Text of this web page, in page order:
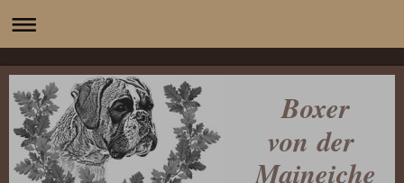
Boxer
von der
Maineiche